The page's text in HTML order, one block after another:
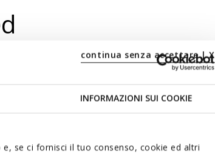
INFORMAZIONI SUI COOKIE
se ci fornisci il tuo consenso, cookie ed altri
continua senza accettare | X